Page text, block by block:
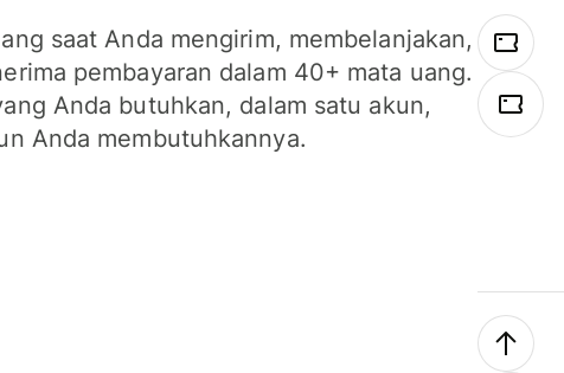
saat Anda mengirim, membelanjakan,
pembayaran dalam 40+ mata uang.
Anda butuhkan, dalam satu akun,
Anda membutuhkannya.